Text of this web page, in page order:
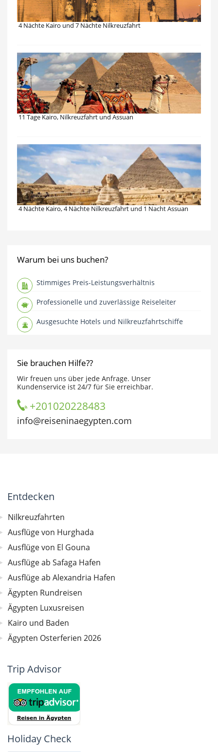
4 Nächte Kairo und 7 Nächte Nilkreuzfahrt
11 Tage Kairo, Nilkreuzfahrt und Assuan
4 Nächte Kairo, 4 Nächte Nilkreuzfahrt und 1 Nacht Assuan
Warum bei uns buchen?
Stimmiges Preis-Leistungsverhältnis
Professionelle und zuverlässige Reiseleiter
Ausgesuchte Hotels und Nilkreuzfahrtschiffe
Sie brauchen Hilfe??
Wir freuen uns über jede Anfrage. Unser
Kundenservice ist 24/7 für Sie erreichbar.
+201020228483
info@reiseninaegypten.com
Entdecken
Nilkreuzfahrten
Ausflüge von Hurghada
Ausflüge von El Gouna
Ausflüge ab Safaga Hafen
Ausflüge ab Alexandria Hafen
Ägypten Rundreisen
Ägypten Luxusreisen
Kairo und Baden
Ägypten Osterferien 2026
Trip Advisor
Holiday Check